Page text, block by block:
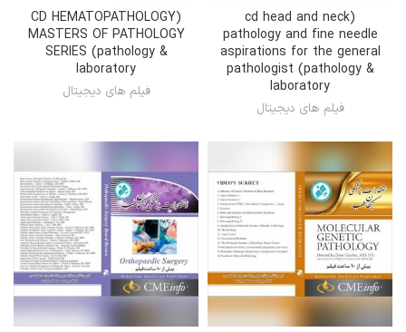
(cd head and neck
pathology and fine needle
aspirations for the general
pathologist (pathology &
laboratory
فیلم های دیجیتال
(CD HEMATOPATHOLOGY
MASTERS OF PATHOLOGY
SERIES (pathology &
laboratory
فیلم های دیجیتال